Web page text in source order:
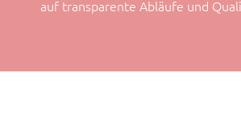
auf transparente Abläufe und